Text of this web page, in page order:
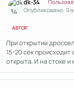
dk-34
Опубликовано:9
АВТОР
При открытии
15-20 сек происходит
открыта. И на стоке и